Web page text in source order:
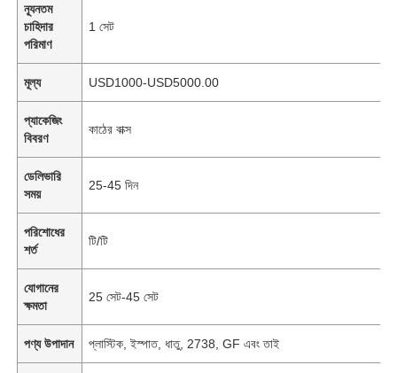
ন্যূনতম
চাহিদার
পরিমাণ
1 সেট
মূল্য USD1000-USD5000.00
প্যাকেজিং
বিবরণ
কাঠের বাক্স
ডেলিভারি
সময়
25-45 দিন
পরিশোধের
শর্ত
টি/টি
যোগানের
ক্ষমতা
25 সেট-45 সেট
পণ্য উপাদান প্লাস্টিক, ইস্পাত, ধাতু, 2738, GF এবং তাই